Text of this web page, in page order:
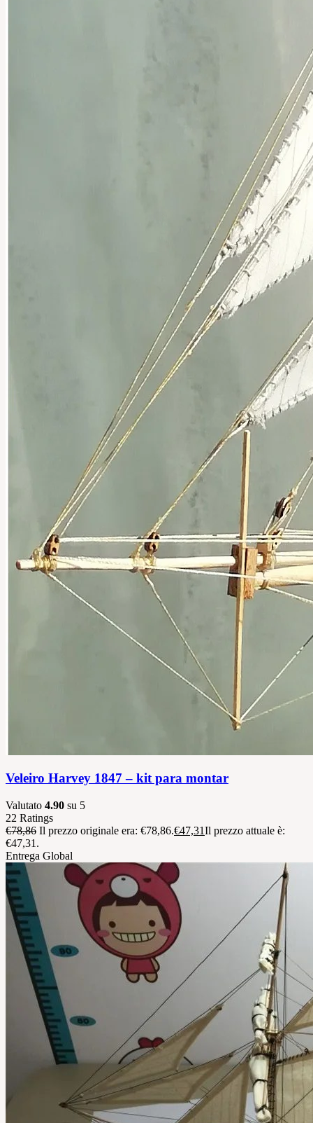
Veleiro Harvey 1847 – kit para montar
Valutato 4.90 su 5
22 Ratings
€78,86 Il prezzo originale era: €78,86.€47,31Il prezzo attuale è:
€47,31.
Entrega Global